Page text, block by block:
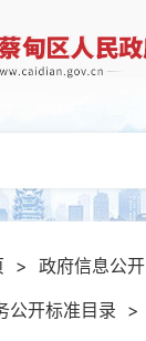
> 政府信息公开
公开标准目录 >